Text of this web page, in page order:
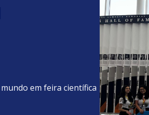
em feira científica